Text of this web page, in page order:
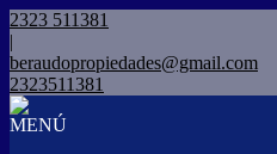
2323 511381
|
beraudopropiedades@gmail.com
2323511381
MENÚ